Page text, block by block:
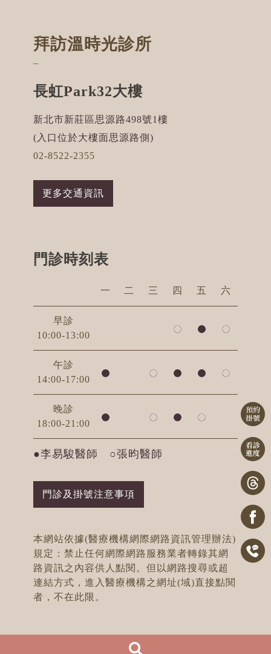
拜訪溫時光診所
¯
長虹Park32大樓
新北市新莊區思源路498號1樓
(入口位於大樓面思源路側)
02-8522-2355
更多交通資訊
門診時刻表
一 二 三 四 五 六
早診
10:00-13:00
午診
14:00-17:00
晚診
18:00-21:00
●李易駿醫師 ○張昀醫師
門診及掛號注意事項
本網站依據(醫療機構網際網路資訊管理辦法)
規定：禁止任何網際網路服務業者轉錄其網
路資訊之內容供人點閱。但以網路搜尋或超
連結方式，進入醫療機構之網址(域)直接點閱
者，不在此限。